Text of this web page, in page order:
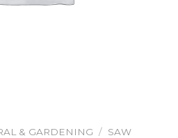
& GARDENING / SAW